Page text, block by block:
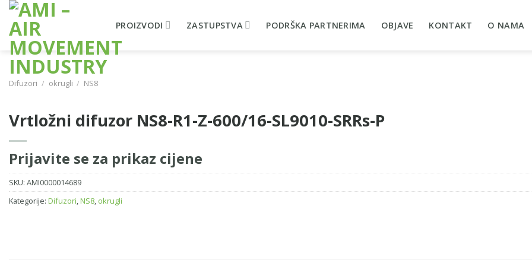
Skip
content
PROIZVODI ZASTUPSTVA PODRŠKA PARTNERIMA OBJAVE KONTAKT O NAMA
Difuzori / okrugli / NS8
Vrtložni difuzor NS8-R1-Z-600/16-SL9010-SRRs-P
Prijavite se za prikaz cijene
SKU: AMI0000014689
Kategorije: Difuzori, NS8, okrugli